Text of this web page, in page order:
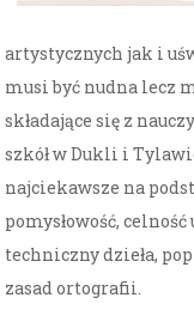
artystycznych jak i
musi być nudna lecz
składające się z
szkół w Dukli i
najciekawsze na
pomysłowość,
techniczny dzieła,
zasad ortografii.